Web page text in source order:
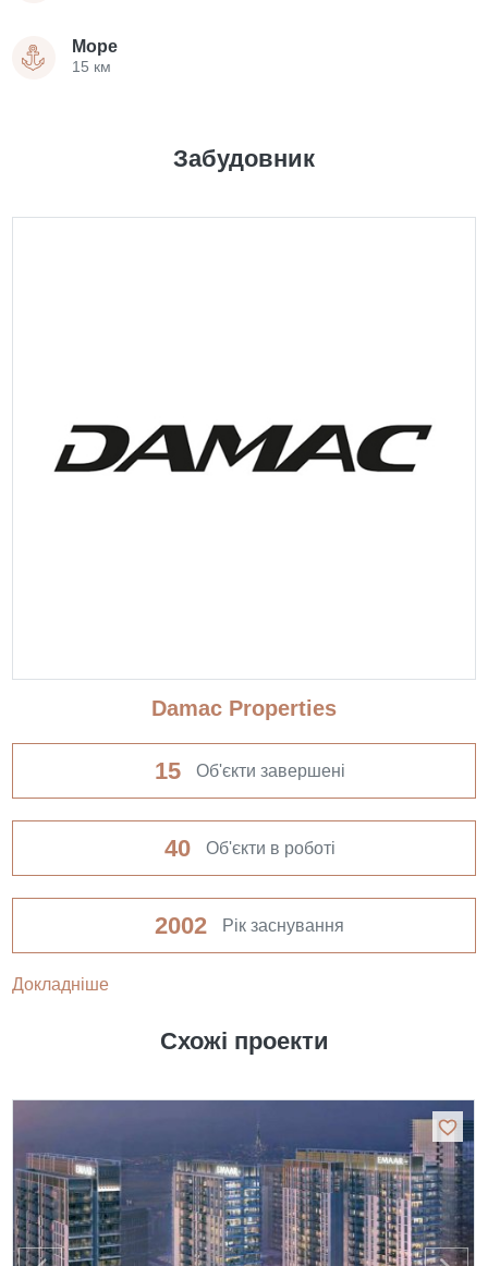
Море
15 км
Забудовник
Damac Properties
15 Об'єкти завершені
40 Об'єкти в роботі
2002 Рік заснування
Докладніше
Схожі проекти